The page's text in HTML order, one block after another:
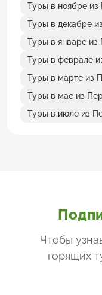
Туры в ноябре
Туры в декабре
Туры в январе из
Туры в феврале
Туры в марте из
Туры в мае из
Туры в июле из
Чтобы
горящих